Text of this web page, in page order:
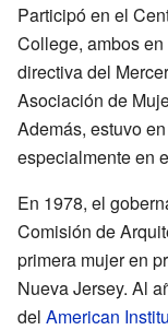
Participó en el
College, ambos
directiva del
Asociación de
Además, estuvo
especialmente en
En 1978, el
Comisión de
primera mujer en
Nueva Jersey. Al
del American